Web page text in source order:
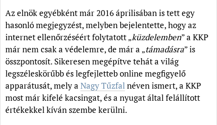
Az elnök egyébként már 2016 áprilisában is tett egy
hasonló megjegyzést, melyben bejelentette, hogy az
internet ellenőrzéséért folytatott „küzdelemben” a KKP
már nem csak a védelemre, de már a „támadásra” is
összpontosít. Sikeresen megépítve tehát a világ
legszéleskörűbb és legfejletteb online megfigyelő
apparátusát, mely a Nagy Tűzfalnéven ismert, a KKP
most már kifelé kacsingat, és a nyugat által felállított
értékekkel kíván szembe kerülni.